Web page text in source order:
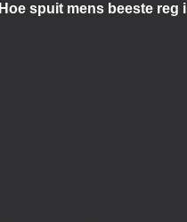
Hoe spuit mens beeste reg